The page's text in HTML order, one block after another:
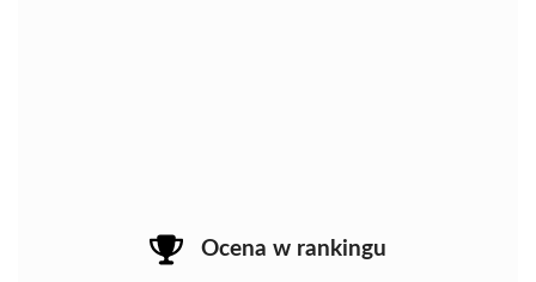
Ocena w rankingu